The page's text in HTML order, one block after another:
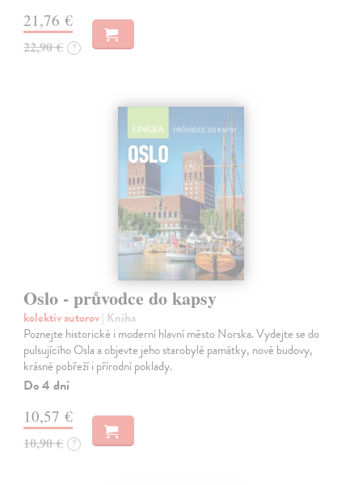
21,76 €
22,90 € ?
Oslo - průvodce do kapsy
kolektív autorov| Kniha
Poznejte historické i moderní hlavní město Norska. Vydejte se do
pulsujícího Osla a objevte jeho starobylé památky, nové budovy,
krásné pobřeží i přírodní poklady.
Do 4 dní
10,57 €
10,90 € ?